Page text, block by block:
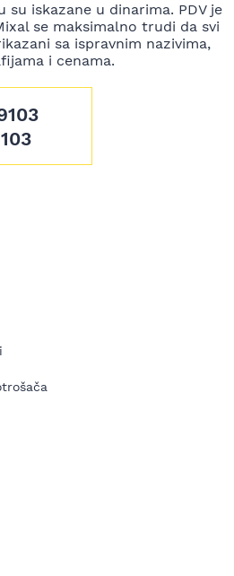
su iskazane u dinarima. PDV je
se maksimalno trudi da svi
sa ispravnim nazivima,
i cenama.